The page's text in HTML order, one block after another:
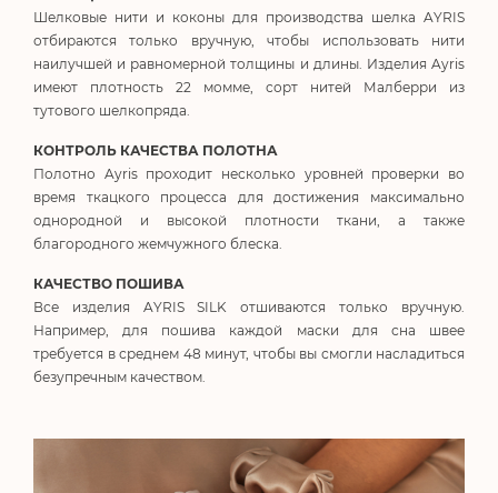
Шелковые нити и коконы для производства шелка AYRIS
отбираются только вручную, чтобы использовать нити
наилучшей и равномерной толщины и длины. Изделия Ayris
имеют плотность 22 момме, сорт нитей Малберри из
тутового шелкопряда.
КОНТРОЛЬ КАЧЕСТВА ПОЛОТНА
Полотно Ayris проходит несколько уровней проверки во
время ткацкого процесса для достижения максимально
однородной и высокой плотности ткани, а также
благородного жемчужного блеска.
КАЧЕСТВО ПОШИВА
Все изделия AYRIS SILK отшиваются только вручную.
Например, для пошива каждой маски для сна швее
требуется в среднем 48 минут, чтобы вы смогли насладиться
безупречным качеством.